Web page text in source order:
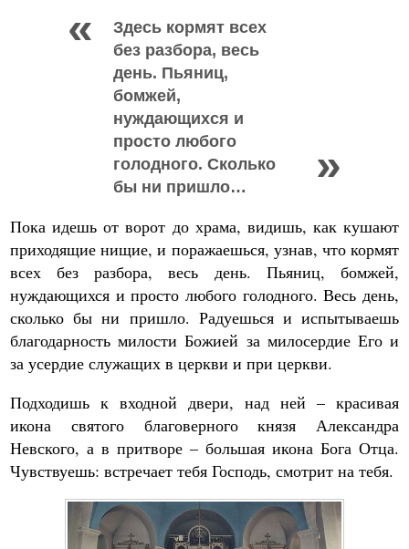
Здесь кормят всех
без разбора, весь
день. Пьяниц,
бомжей,
нуждающихся и
просто любого
голодного. Сколько
бы ни пришло…
Пока идешь от ворот до храма, видишь, как кушают
приходящие нищие, и поражаешься, узнав, что кормят
всех без разбора, весь день. Пьяниц, бомжей,
нуждающихся и просто любого голодного. Весь день,
сколько бы ни пришло. Радуешься и испытываешь
благодарность милости Божией за милосердие Его и
за усердие служащих в церкви и при церкви.
Подходишь к входной двери, над ней – красивая
икона святого благоверного князя Александра
Невского, а в притворе – большая икона Бога Отца.
Чувствуешь: встречает тебя Господь, смотрит на тебя.